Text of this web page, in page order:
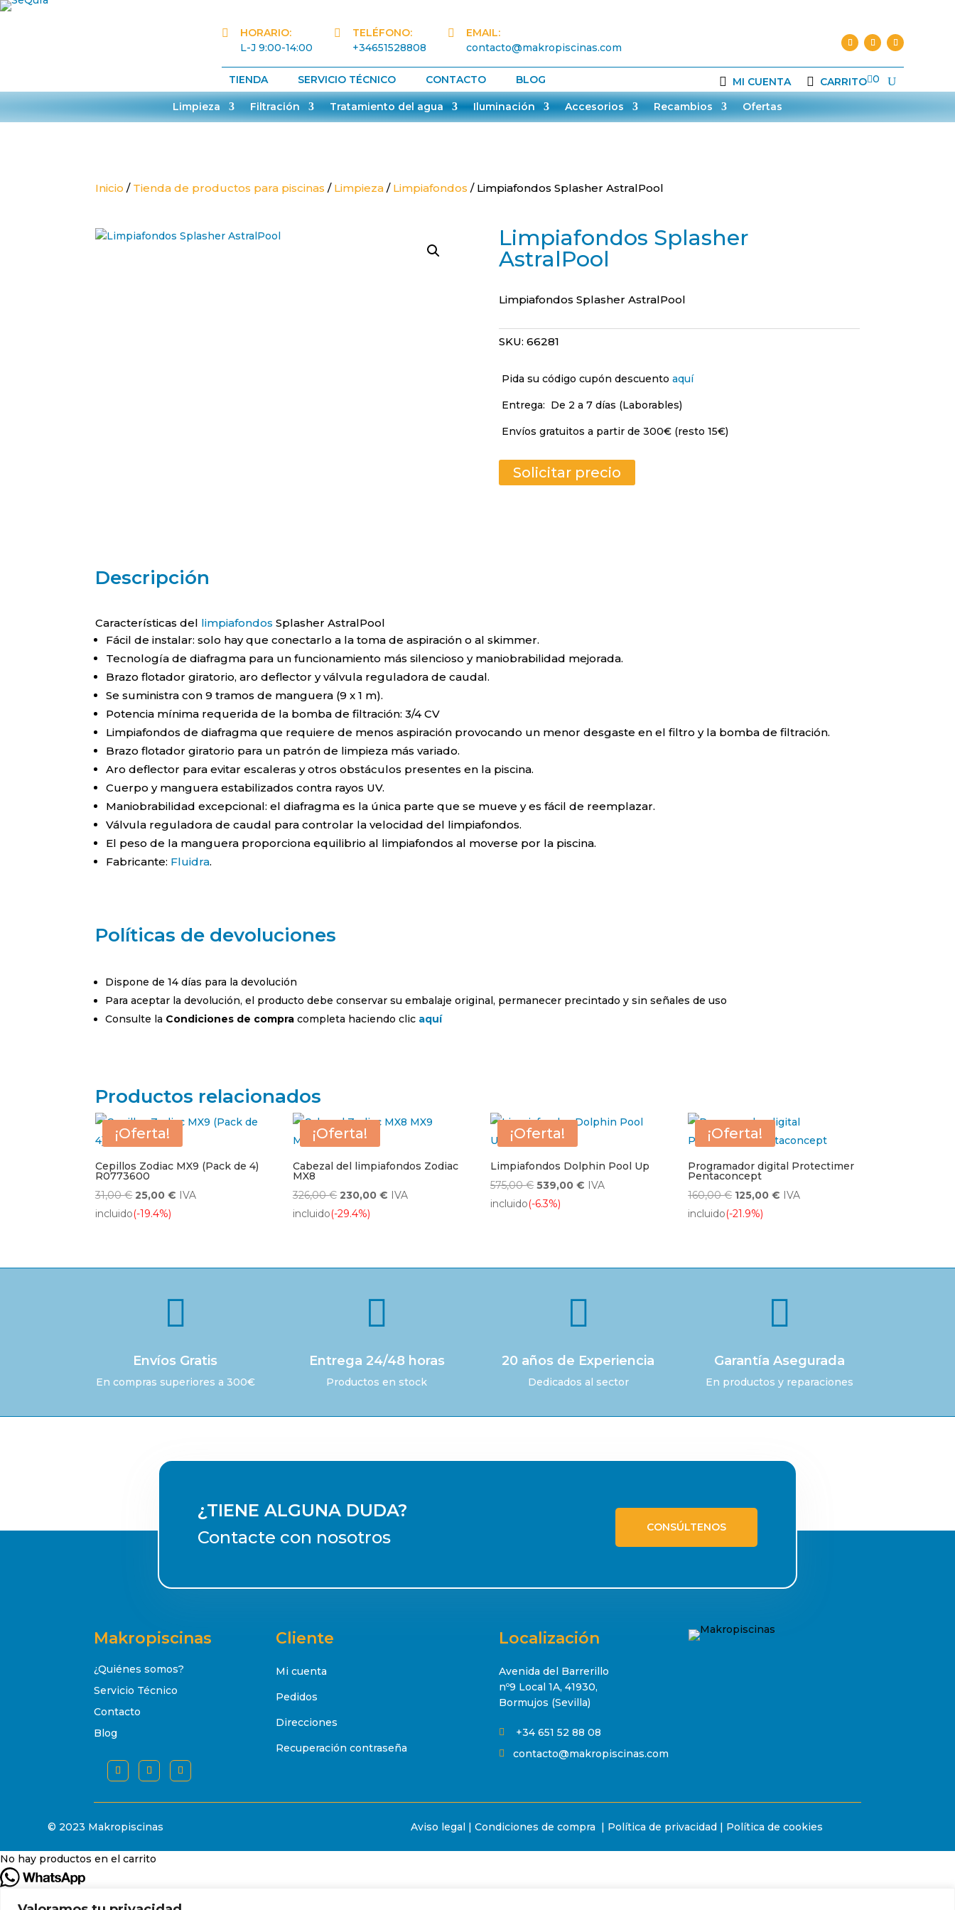

HORARIO:
L-J 9:00-14:00

TELÉFONO:
+34651528808

EMAIL:
contacto@makropiscinas.com
TIENDA SERVICIO TÉCNICO CONTACTO BLOG MI CUENTA CARRITO0
Limpieza Filtración Tratamiento del agua Iluminación Accesorios Recambios Ofertas
Inicio / Tienda de productos para piscinas / Limpieza / Limpiafondos / Limpiafondos Splasher AstralPool
Limpiafondos Splasher
AstralPool
Limpiafondos Splasher AstralPool
SKU: 66281
Pida su código cupón descuento aquí
Entrega: De 2 a 7 días (Laborables)
Envíos gratuitos a partir de 300€ (resto 15€)
Solicitar precio
Descripción
Características del limpiafondos Splasher AstralPool
Fácil de instalar: solo hay que conectarlo a la toma de aspiración o al skimmer.
Tecnología de diafragma para un funcionamiento más silencioso y maniobrabilidad mejorada.
Brazo flotador giratorio, aro deflector y válvula reguladora de caudal.
Se suministra con 9 tramos de manguera (9 x 1 m).
Potencia mínima requerida de la bomba de filtración: 3/4 CV
Limpiafondos de diafragma que requiere de menos aspiración provocando un menor desgaste en el filtro y la bomba de filtración.
Brazo flotador giratorio para un patrón de limpieza más variado.
Aro deflector para evitar escaleras y otros obstáculos presentes en la piscina.
Cuerpo y manguera estabilizados contra rayos UV.
Maniobrabilidad excepcional: el diafragma es la única parte que se mueve y es fácil de reemplazar.
Válvula reguladora de caudal para controlar la velocidad del limpiafondos.
El peso de la manguera proporciona equilibrio al limpiafondos al moverse por la piscina.
Fabricante: Fluidra.
Políticas de devoluciones
Dispone de 14 días para la devolución
Para aceptar la devolución, el producto debe conservar su embalaje original, permanecer precintado y sin señales de uso
Consulte la Condiciones de compra completa haciendo clic aquí
Productos relacionados
¡Oferta!
Cepillos Zodiac MX9 (Pack de 4)
R0773600
31,00€El
precio
31,00 €.
25,00€ El
25,00 €.
IVA
incluido(-19.4%)
¡Oferta!
Cabezal del limpiafondos Zodiac
MX8
326,00€ El
precio
326,00 €.
230,00€ El
230,00 €.
IVA
incluido(-29.4%)
¡Oferta!
Limpiafondos Dolphin Pool Up
575,00€ El
precio
539,00€ El
IVA
incluido(-6.3%)
¡Oferta!
Programador digital Protectimer
Pentaconcept
160,00€ El
precio
160,00 €.
125,00€ El
125,00 €.
IVA
incluido(-21.9%)

Envíos Gratis
En compras superiores a 300€

Entrega 24/48 horas
Productos en stock

20 años de Experiencia
Dedicados al sector

Garantía Asegurada
En productos y reparaciones
¿TIENE ALGUNA DUDA?
Contacte con nosotros
CONSÚLTENOS
Makropiscinas
¿Quiénes somos?
Servicio Técnico
Contacto
Blog
Cliente
Mi cuenta
Pedidos
Direcciones
Recuperación contraseña
Localización
Avenida del Barrerillo
nº9 Local 1A, 41930,
Bormujos (Sevilla)
 +34 651 52 88 08
 contacto@makropiscinas.com
© 2023 Makropiscinas Aviso legal| Condiciones de compra | Política de privacidad| Política de cookies
No hay productos en el carrito